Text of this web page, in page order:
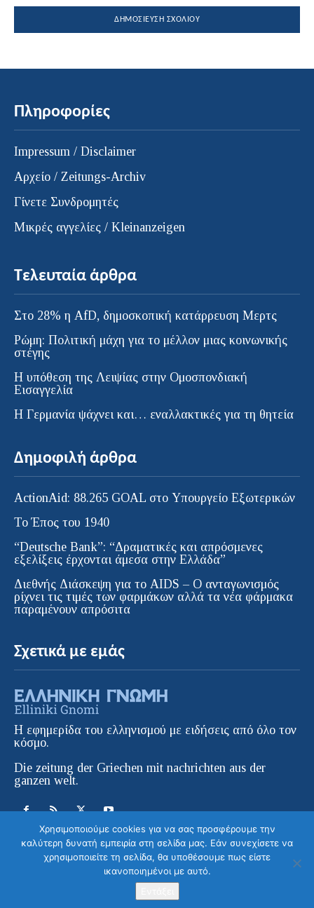
Πληροφορίες
Impressum / Disclaimer
Αρχείο / Zeitungs-Archiv
Γίνετε Συνδρομητές
Μικρές αγγελίες / Kleinanzeigen
Τελευταία άρθρα
Στο 28% η AfD, δημοσκοπική κατάρρευση Μερτς
Ρώμη: Πολιτική μάχη για το μέλλον μιας κοινωνικής
στέγης
Η υπόθεση της Λειψίας στην Ομοσπονδιακή
Εισαγγελία
H Γερμανία ψάχνει και… εναλλακτικές για τη θητεία
Δημοφιλή άρθρα
ActionAid: 88.265 GOAL στο Υπουργείο Εξωτερικών
Το Έπος του 1940
“Deutsche Bank”: “Δραματικές και απρόσμενες
εξελίξεις έρχονται άμεσα στην Ελλάδα”
Διεθνής Διάσκεψη για το AIDS – Ο ανταγωνισμός
ρίχνει τις τιμές των φαρμάκων αλλά τα νέα φάρμακα
παραμένουν απρόσιτα
Σχετικά με εμάς
Η εφημερίδα του ελληνισμού με ειδήσεις από όλο τον
κόσμο.
Die zeitung der Griechen mit nachrichten aus der
ganzen welt.
© ELLINIKI GNOMI • Die Zeitung der
Griechen in Europa | All Rights Reserved |
Χρησιμοποιούμε cookies για να σας προσφέρουμε την
καλύτερη δυνατή εμπειρία στη σελίδα μας. Εάν συνεχίσετε να
χρησιμοποιείτε τη σελίδα, θα υποθέσουμε πως είστε
ικανοποιημένοι με αυτό.
Στείλετε το μήνυμα σας